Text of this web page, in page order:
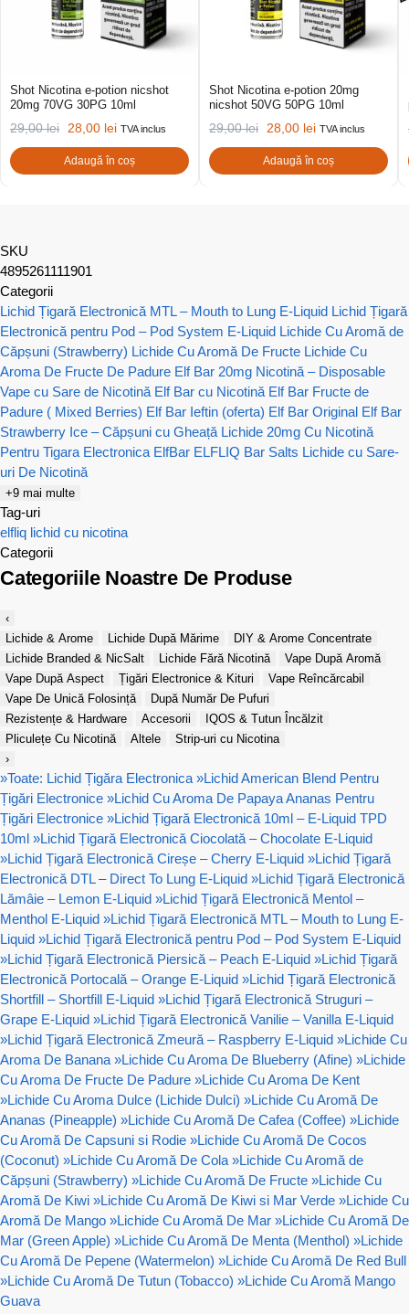
Shot Nicotina e-potion nicshot
20mg 70VG 30PG 10ml
29,00lei 28,00 lei TVA inclus
Adaugă în coș
Shot Nicotina e-potion 20mg
nicshot 50VG 50PG 10ml
29,00lei 28,00 lei TVA inclus
Adaugă în coș
SKU
4895261111901
Categorii
Lichid Țigară Electronică MTL – Mouth to Lung E-Liquid Lichid Țigară
Electronică pentru Pod – Pod System E-Liquid Lichide Cu Aromă de
Căpșuni (Strawberry) Lichide Cu Aromă De Fructe Lichide Cu
Aroma De Fructe De Padure Elf Bar 20mg Nicotină – Disposable
Vape cu Sare de Nicotină Elf Bar cu Nicotină Elf Bar Fructe de
Padure ( Mixed Berries) Elf Bar Ieftin (oferta) Elf Bar Original Elf Bar
Strawberry Ice – Căpșuni cu Gheață Lichide 20mg Cu Nicotină
Pentru Tigara Electronica ElfBar ELFLIQ Bar Salts Lichide cu Sare-
uri De Nicotină
+9 mai multe
Tag-uri
elfliq lichid cu nicotina
Categorii
Categoriile Noastre De Produse
‹
Lichide & Arome
Lichide După Mărime
DIY & Arome Concentrate
Lichide Branded & NicSalt
Lichide Fără Nicotină
Vape După Aromă
Vape După Aspect
Țigări Electronice & Kituri
Vape Reîncărcabil
Vape De Unică Folosință
După Număr De Pufuri
Rezistențe & Hardware
Accesorii
IQOS & Tutun Încălzit
Pliculețe Cu Nicotină
Altele
Strip-uri cu Nicotina
›
»Toate: Lichid Țigăra Electronica »Lichid American Blend Pentru
Țigări Electronice »Lichid Cu Aroma De Papaya Ananas Pentru
Țigări Electronice »Lichid Țigară Electronică 10ml – E-Liquid TPD
10ml »Lichid Țigară Electronică Ciocolată – Chocolate E-Liquid
»Lichid Țigară Electronică Cireșe – Cherry E-Liquid »Lichid Țigară
Electronică DTL – Direct To Lung E-Liquid »Lichid Țigară Electronică
Lămâie – Lemon E-Liquid »Lichid Țigară Electronică Mentol –
Menthol E-Liquid »Lichid Țigară Electronică MTL – Mouth to Lung E-
Liquid »Lichid Țigară Electronică pentru Pod – Pod System E-Liquid
»Lichid Țigară Electronică Piersică – Peach E-Liquid »Lichid Țigară
Electronică Portocală – Orange E-Liquid »Lichid Țigară Electronică
Shortfill – Shortfill E-Liquid »Lichid Țigară Electronică Struguri –
Grape E-Liquid »Lichid Țigară Electronică Vanilie – Vanilla E-Liquid
»Lichid Țigară Electronică Zmeură – Raspberry E-Liquid »Lichide Cu
Aroma De Banana »Lichide Cu Aroma De Blueberry (Afine) »Lichide
Cu Aroma De Fructe De Padure »Lichide Cu Aroma De Kent
»Lichide Cu Aroma Dulce (Lichide Dulci) »Lichide Cu Aromă De
Ananas (Pineapple) »Lichide Cu Aromă De Cafea (Coffee) »Lichide
Cu Aromă De Capsuni si Rodie »Lichide Cu Aromă De Cocos
(Coconut) »Lichide Cu Aromă De Cola »Lichide Cu Aromă de
Căpșuni (Strawberry) »Lichide Cu Aromă De Fructe »Lichide Cu
Aromă De Kiwi »Lichide Cu Aromă De Kiwi si Mar Verde »Lichide Cu
Aromă De Mango »Lichide Cu Aromă De Mar »Lichide Cu Aromă De
Mar (Green Apple) »Lichide Cu Aromă De Menta (Menthol) »Lichide
Cu Aromă De Pepene (Watermelon) »Lichide Cu Aromă De Red Bull
»Lichide Cu Aromă De Tutun (Tobacco) »Lichide Cu Aromă Mango
Guava